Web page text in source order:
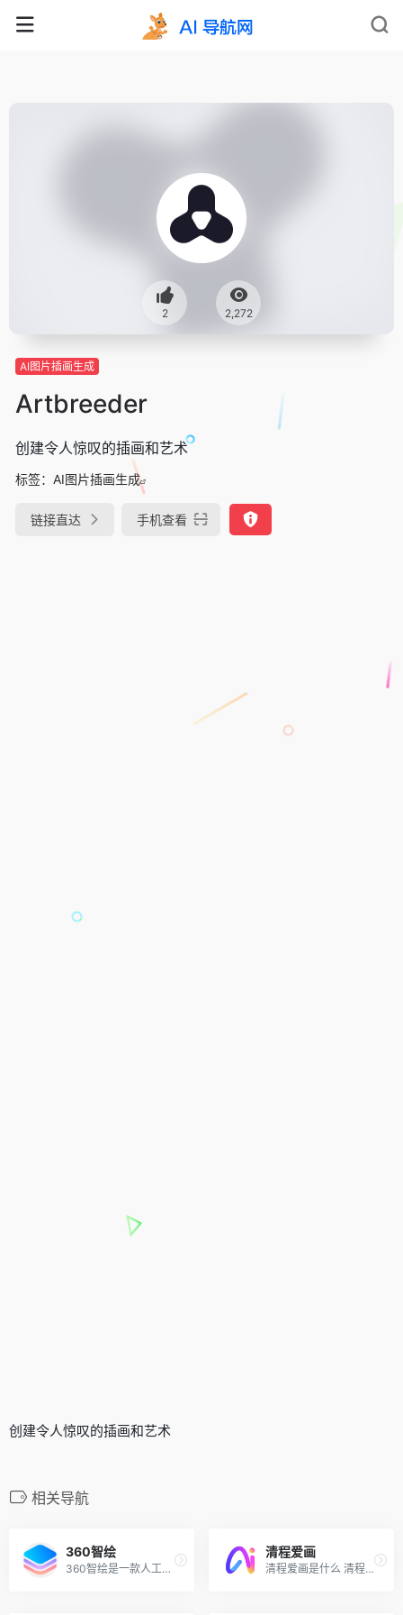
2 2,272
AI图片插画生成
Artbreeder
创建令人惊叹的插画和艺术
标签： AI图片插画生成
链接直达 手机查看
创建令人惊叹的插画和艺术
相关导航
360智绘
360智绘是一款人工智能绘图工具，由360公司开发。它专注于风格化的AI绘图场景，助您轻松创作精美AI作品,产品包含Al画廊、模型广场、LoRA模型训练等
清程爱画
清程爱画是什么 清程爱画（AI...